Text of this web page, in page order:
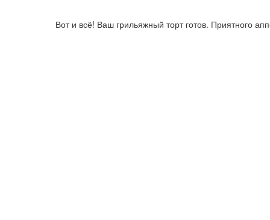
Вот и всё! Ваш грильяжный торт готов. Приятного